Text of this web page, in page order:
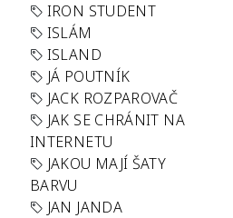
IRON STUDENT
ISLÁM
ISLAND
JÁ POUTNÍK
JACK ROZPAROVAČ
JAK SE CHRÁNIT NA
INTERNETU
JAKOU MAJÍ ŠATY
BARVU
JAN JANDA